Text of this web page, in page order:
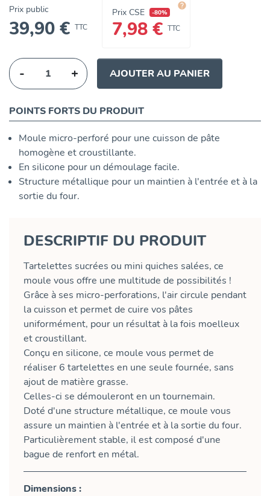
Prix public
39,90 € TTC
Prix CSE -80%
7,98 € TTC

- + AJOUTER AU PANIER
POINTS FORTS DU PRODUIT
Moule micro-perforé pour une cuisson de pâte
homogène et croustillante.
En silicone pour un démoulage facile.
Structure métallique pour un maintien à l'entrée et à la
sortie du four.
DESCRIPTIF DU PRODUIT
Tartelettes sucrées ou mini quiches salées, ce
moule vous offre une multitude de possibilités !
Grâce à ses micro-perforations, l'air circule pendant
la cuisson et permet de cuire vos pâtes
uniformément, pour un résultat à la fois moelleux
et croustillant.
Conçu en silicone, ce moule vous permet de
réaliser 6 tartelettes en une seule fournée, sans
ajout de matière grasse.
Celles-ci se démouleront en un tournemain.
Doté d'une structure métallique, ce moule vous
assure un maintien à l'entrée et à la sortie du four.
Particulièrement stable, il est composé d'une
bague de renfort en métal.
Dimensions :